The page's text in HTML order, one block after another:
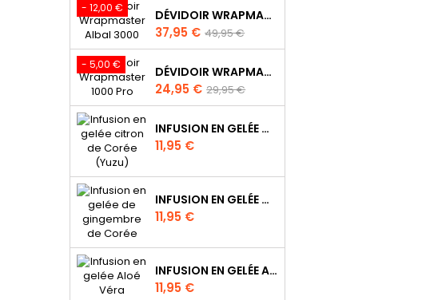
- 12,00 € DÉVIDOIR WRAPMASTER ALBAL 3000 - 63M98
Prix
37,95 € Prix
de
49,95 €
- 5,00 € DÉVIDOIR WRAPMASTER 1000 PRO - 63M10
Prix
24,95 € Prix
de
29,95 €
INFUSION EN GELÉE CITRON DE CORÉE (YUZU)
Prix
11,95 €
INFUSION EN GELÉE DE GINGEMBRE DE CORÉE
Prix
11,95 €
INFUSION EN GELÉE ALOÉ VÉRA
Prix
11,95 €